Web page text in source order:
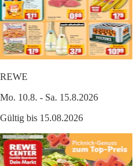
REWE
Mo. 10.8. - Sa. 15.8.2026
Gültig bis 15.08.2026